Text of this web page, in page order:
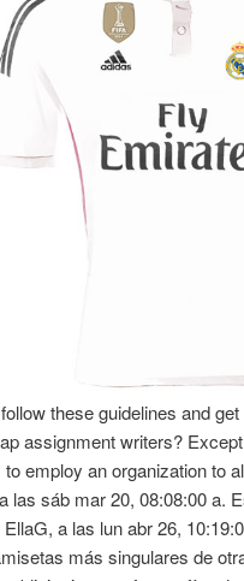
these guidelines and
assignment writers?
employ an organization to
las sáb mar 20, 08:08:00 a.
a las lun abr 26,
más singulares de